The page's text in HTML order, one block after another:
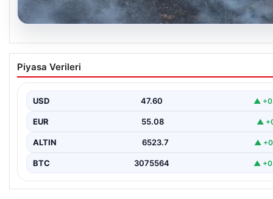
05.08.2026
Tunceli’de otluk yangını ormanlık alana
sıçramadan kontrol altına alındı
otlaklık bölgede henüz belirlenemeyen bir nedenle…
Piyasa Verileri
USD 47.60 ▲
EUR 55.08 ▲
ALTIN 6523.7 ▲
BTC 3075564 ▲